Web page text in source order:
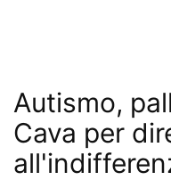
Autismo,
Cava per